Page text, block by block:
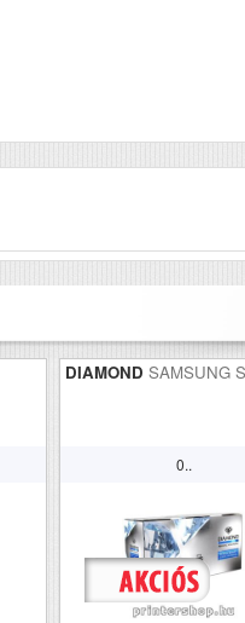
DIAMONDSAMSUNG
0..